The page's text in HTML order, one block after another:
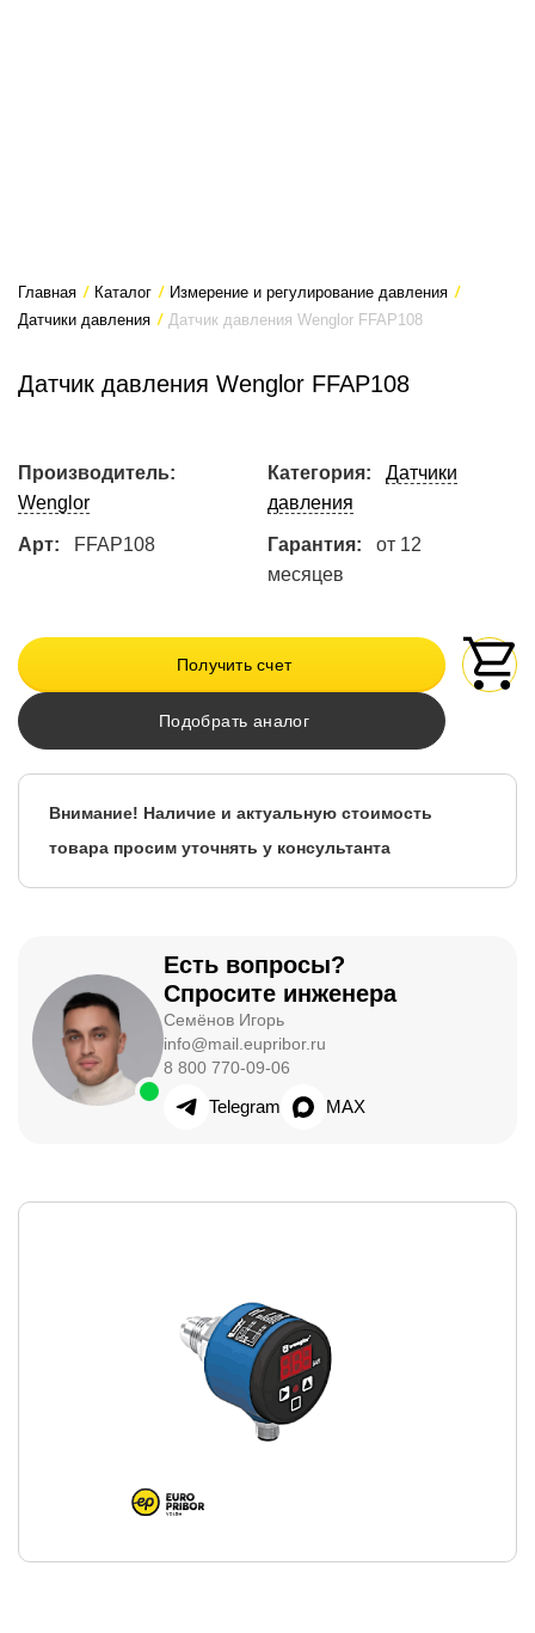
Главная / Каталог / Измерение и регулирование давления /
Датчики давления / Датчик давления Wenglor FFAP108
Датчик давления Wenglor FFAP108
Производитель:
Wenglor
Категория:
Датчики
давления
Арт: FFAP108 Гарантия:
от 12
месяцев
Получить счет
Подобрать аналог
Внимание! Наличие и актуальную стоимость
товара просим уточнять у консультанта
Есть вопросы?
Спросите инженера
Семёнов Игорь
info@mail.eupribor.ru
8 800 770-09-06
Telegram MAX